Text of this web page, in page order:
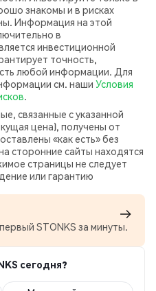
знакомы и в рисках
Информация на этой
в
инвестиционной
точность,
любой информации. Для
см. наши Условия
.
связанные с указанной
цена), получены от
«как есть» без
сторонние сайты находятся
страницы не следует
или гарантию
STONKS за минуты.
сегодня?